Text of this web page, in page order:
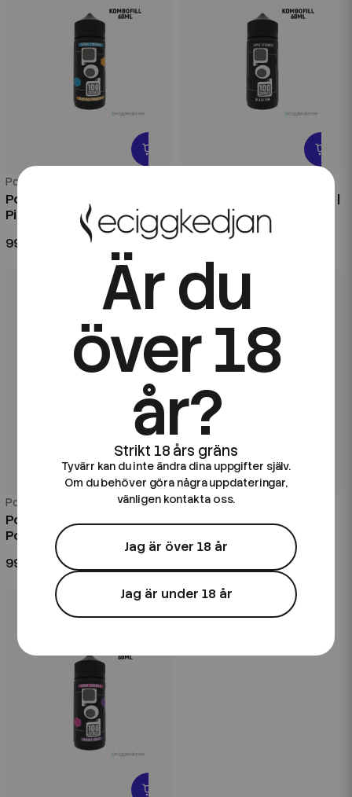
Pod 100
Pod 100 Series | Blue Razz
Pineapple | 60ml Kombofill
99 kr
Pod 100 Series | Black Kiwi |
60ml Kombofill
Pod 100
Pod 100 Series | Honey
Pomelo | 20ml Longfill
99 kr
Pod 100
Pod 100 Series | Bubble
Grape | 20ml Longfill
Är du
över 18
år?
Tyvärr kan du inte ändra dina uppgifter själv.
Om du behöver göra några uppdateringar,
vänligen kontakta oss.
Jag är över 18 år
Jag är under 18 år